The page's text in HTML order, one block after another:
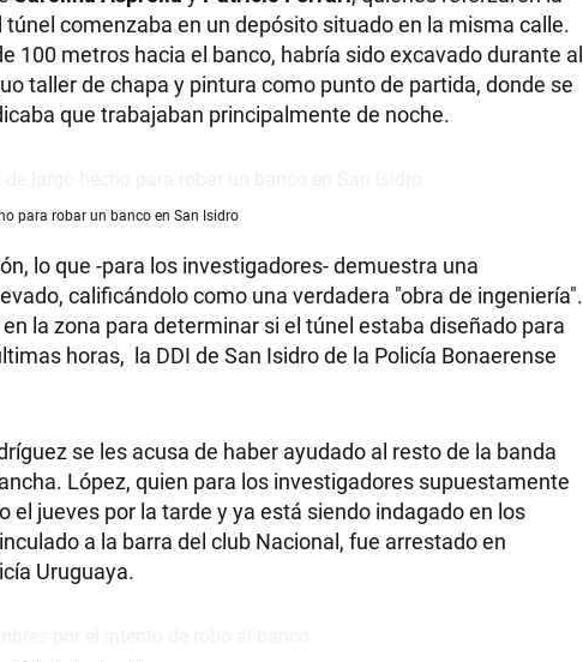
comenzaba en un depósito situado en la misma calle.
100 metros hacia el banco, habría sido excavado durante al
taller de chapa y pintura como punto de partida, donde se
que trabajaban principalmente de noche.
para robar un banco en San Isidro
lo que -para los investigadores- demuestra una
calificándolo como una verdadera "obra de ingeniería".
la zona para determinar si el túnel estaba diseñado para
horas, la DDI de San Isidro de la Policía Bonaerense
se les acusa de haber ayudado al resto de la banda
López, quien para los investigadores supuestamente
jueves por la tarde y ya está siendo indagado en los
a la barra del club Nacional, fue arrestado en
Uruguaya.
PALABRAS
HORÓSCOPO